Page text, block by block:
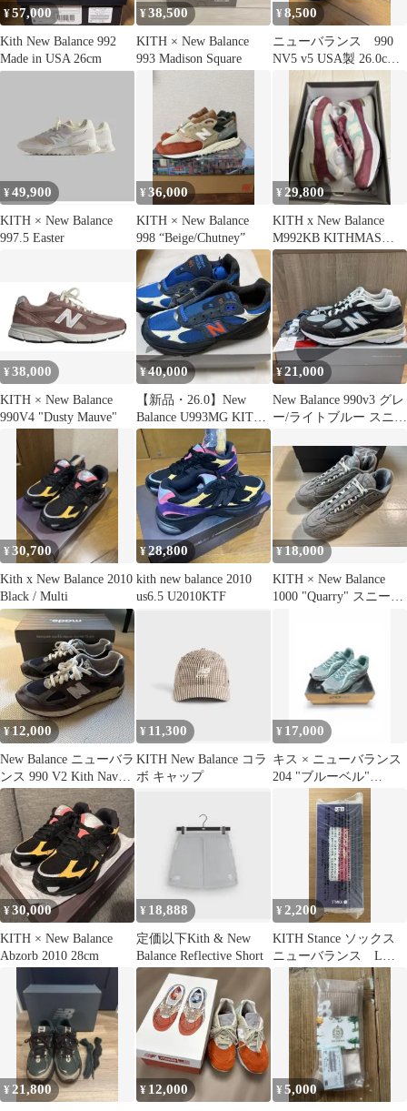
¥57,000
Kith New Balance 992
Made in USA 26cm
¥38,500
KITH × New Balance
993 Madison Square
¥8,500
ニューバランス 990
NV5 v5 USA製 26.0cm
¥49,900
KITH × New Balance
997.5 Easter
¥36,000
KITH × New Balance
998 “Beige/Chutney”
¥ 29,800
KITH x New Balance
M992KB KITHMAS
28.5
¥38,000
KITH × New Balance
990V4 "Dusty Mauve"
¥40,000
【新品・26.0】New
Balance U993MG KITH
キス
¥21,000
New Balance 990v3 グレ
ー/ライトブルー スニー
¥30,700
Kith x New Balance 2010
Black / Multi
¥28,800
kith new balance 2010
us6.5 U2010KTF
¥18,000
KITH × New Balance
1000 "Quarry" スニーカ
¥12,000
New Balance ニューバラ
ンス 990 V2 Kith Navy
9.5
¥ 11,300
KITH New Balance コラ
ボ キャップ
¥ 17,000
キス × ニューバランス
204 "ブルーベル"
¥30,000
KITH × New Balance
Abzorb 2010 28cm
¥ 18,888
定価以下Kith & New
Balance Reflective Short
¥ 2,200
KITH Stance ソックス
ニューバランス Lサ
イズ
¥ 21,800 ¥12,000 ¥5,000